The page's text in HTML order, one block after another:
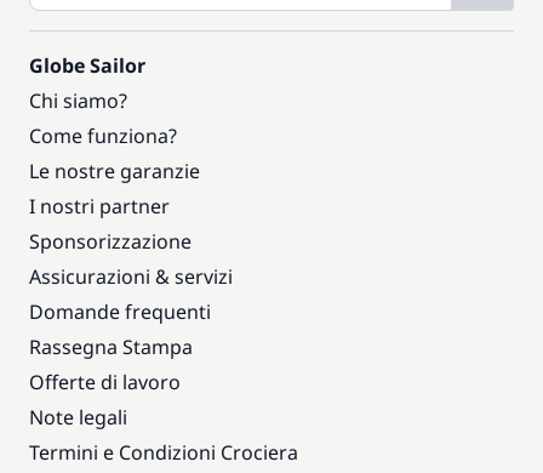
Globe Sailor
Chi siamo?
Come funziona?
Le nostre garanzie
I nostri partner
Sponsorizzazione
Assicurazioni & servizi
Domande frequenti
Rassegna Stampa
Offerte di lavoro
Note legali
Termini e Condizioni Crociera